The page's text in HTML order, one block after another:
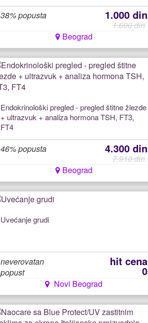
38% popusta 1.000 din
1.600 din
Beograd
Endokrinološki pregled - pregled štitne žlezde
+ ultrazvuk + analiza hormona TSH, FT3,
FT4
46% popusta 4.300 din
7.910 din
Beograd
Uvećanje grudi
neverovatan
popust
hit cena
0
Novi Beograd